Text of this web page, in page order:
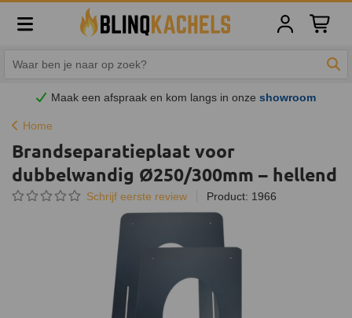
Maak een afspraak en kom langs in onzeshowroom
Home
Brandseparatieplaat voor
dubbelwandig Ø250/300mm – hellend
Schrijf eerste review Product: 1966